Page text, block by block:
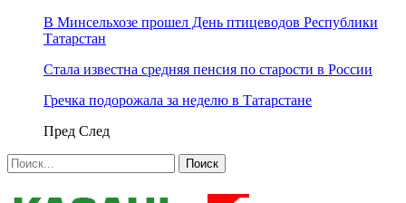
В Минсельхозе прошел День птицеводов Республики
Татарстан
Стала известна средняя пенсия по старости в России
Гречка подорожала за неделю в Татарстане
Пред След